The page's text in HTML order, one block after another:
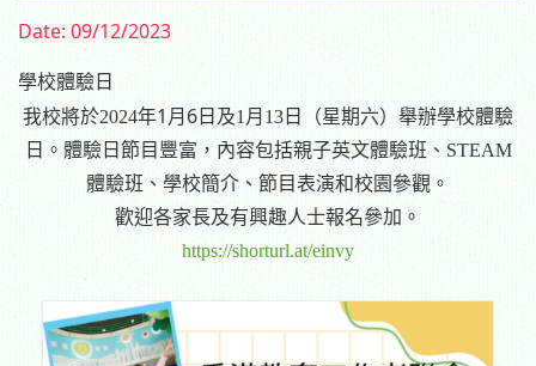
Date: 09/12/2023
學校體驗日
我校將於2024年1 月 6 日 及1 月 13 日（星期六）舉辦學校體驗
日。體驗日節目豐富，內容包括親子英文體驗班、 STEAM
體驗班、學校簡介、節目表演和校園參觀。
歡迎各家長及有興趣人士報名參加。
https://shorturl.at/einvy